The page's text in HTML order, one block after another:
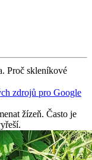
Proč skleníkové
zdrojů pro Google
žízeň. Často je